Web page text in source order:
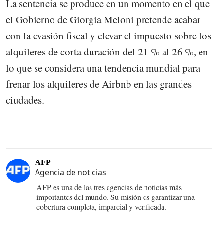
La sentencia se produce en un momento en el que
el Gobierno de Giorgia Meloni pretende acabar
con la evasión fiscal y elevar el impuesto sobre los
alquileres de corta duración del 21 % al 26 %, en
lo que se considera una tendencia mundial para
frenar los alquileres de Airbnb en las grandes
ciudades.
AFP
Agencia de noticias
AFP es una de las tres agencias de noticias más
importantes del mundo. Su misión es garantizar una
cobertura completa, imparcial y verificada.